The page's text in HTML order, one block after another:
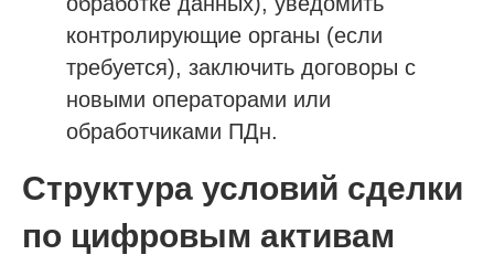
контролирующие органы (если
требуется), заключить договоры с
новыми операторами или
обработчиками ПДн.
Структура условий сделки
по цифровым активам
Напишите нам в мессенджер
Сообщество в Telegram
@sro_nostroy_nopriz1